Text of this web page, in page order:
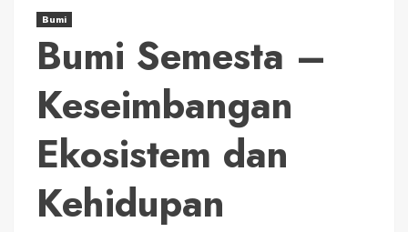
Bumi
Bumi Semesta –
Keseimbangan
Ekosistem dan
Kehidupan